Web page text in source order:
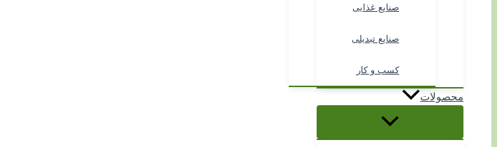
صنایع غذایی
صنایع تبدیلی
کسب و کار
محصولات